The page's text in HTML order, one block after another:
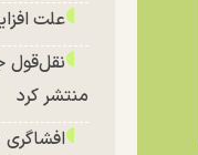
علت
نقل‌قول
منتشر کرد